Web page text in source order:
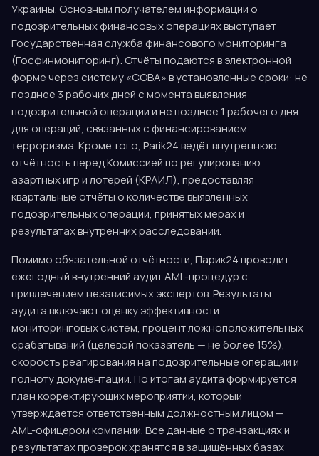
Украины. Основным получателем информации о
подозрительных финансовых операциях выступает
Государственная служба финансового мониторинга
(Госфинмониторинг). Отчёты подаются в электронной
форме через систему «СОВА» в установленные сроки: не
позднее 3 рабочих дней с момента выявления
подозрительной операции и не позднее 1 рабочего дня
для операций, связанных с финансированием
терроризма. Кроме того, Parik24 ведёт внутреннюю
отчётность перед Комиссией по регулированию
азартных игр и лотерей (КРАИЛ), предоставляя
квартальные отчёты о количестве выявленных
подозрительных операций, принятых мерах и
результатах внутренних расследований.
Помимо обязательной отчётности, Парик24 проводит
ежегодный внутренний аудит AML-процедур с
привлечением независимых экспертов. Результаты
аудита включают оценку эффективности
мониторинговых систем, процент ложноположительных
срабатываний (целевой показатель — не более 15%),
скорость реагирования на подозрительные операции и
полноту документации. По итогам аудита формируется
план корректирующих мероприятий, который
утверждается ответственным должностным лицом —
AML-офицером компании. Все данные о транзакциях и
результатах проверок хранятся в защищённых базах